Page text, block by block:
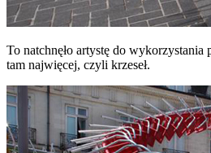
To natchnęło artystę do
tam najwięcej, czyli krzeseł.